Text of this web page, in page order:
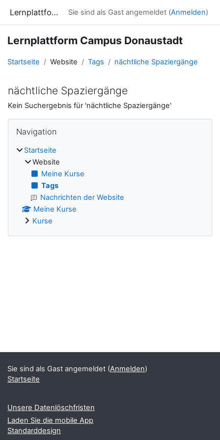
Lernplattform Campus Donaustadt Sie sind als Gast angemeldet (Anmelden)
Lernplattform Campus Donaustadt
Startseite Website Tags nächtliche Spaziergänge
nächtliche Spaziergänge
Kein Suchergebnis für 'nächtliche Spaziergänge'
Blöcke
Navigation
Startseite
Website
Meine Kurse
Tags
Nachrichten der Website
Meine Kurse
Kurse
Sie sind als Gast angemeldet (Anmelden)
Startseite
Unsere Datenlöschfristen
Laden Sie die mobile App
Standarddesign